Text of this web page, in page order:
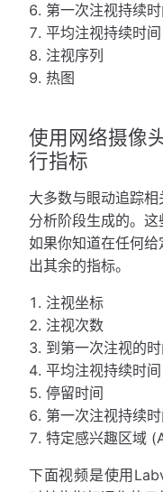
第一次注视持续时
平均注视持续时间
注视序列
热图
使用网络摄像
行指标
大多数与眼动追踪
分析阶段生成的。这
如果你知道在任何
出其余的指标。
注视坐标
注视次数
到第一次注视的时
平均注视持续时间
停留时间
第一次注视持续时
特定感兴趣区域
下面视频是使用